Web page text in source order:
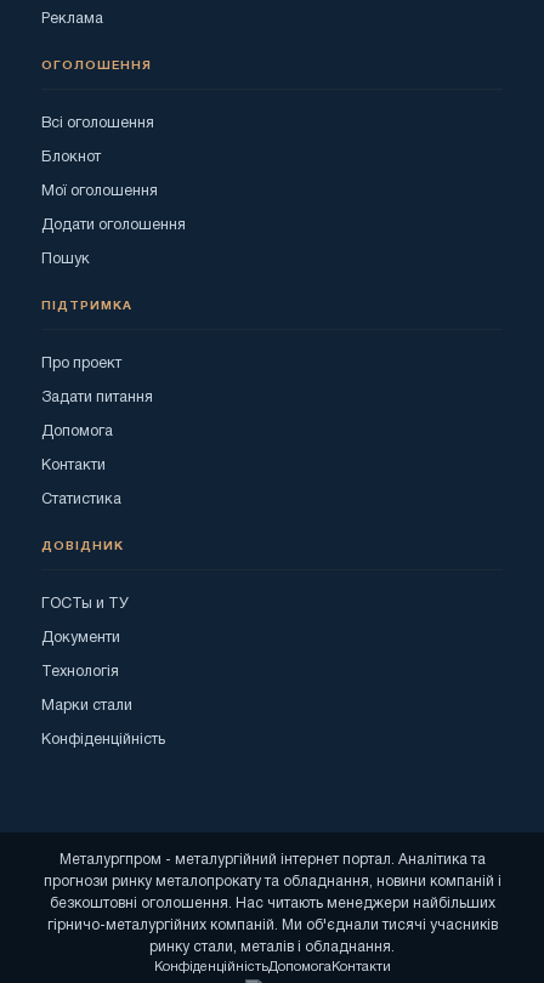
Реклама
ОГОЛОШЕННЯ
Всі оголошення
Блокнот
Мої оголошення
Додати оголошення
Пошук
ПІДТРИМКА
Про проект
Задати питання
Допомога
Контакти
Статистика
ДОВІДНИК
ГОСТы и ТУ
Документи
Технологія
Марки стали
Конфіденційність
Металургпром - металургійний інтернет портал. Аналітика та
прогнози ринку металопрокату та обладнання, новини компаній і
безкоштовні оголошення. Нас читають менеджери найбільших
гірничо-металургійних компаній. Ми об'єднали тисячі учасників
ринку стали, металів і обладнання.
КонфіденційністьДопомогаКонтакти